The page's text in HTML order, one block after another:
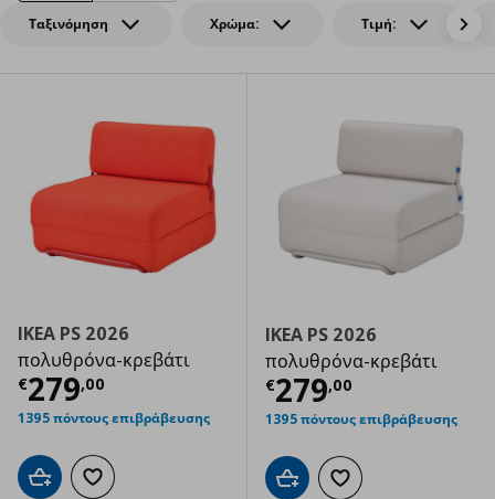
Ταξινόμηση Χρώμα: Τιμή:
IKEA PS 2026
πολυθρόνα-κρεβάτι
€279,00
Τρέχουσα τιμή € 279,00
1395 πόντους επιβράβευσης
Προσθήκη στο καλάθι
Προσθήκη στα αγαπημένα
IKEA PS 2026
πολυθρόνα-κρεβάτι
€279,00
Τρέχουσα
1395 πόντους επιβράβευσης
Προσθήκη στο καλάθι
Προσθήκη στα